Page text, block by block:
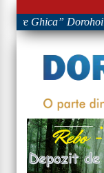
Ghica” Dorohoi -